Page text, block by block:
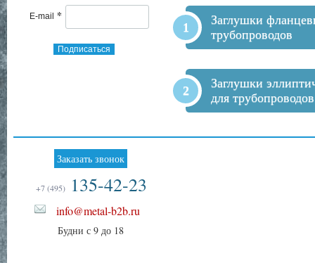
E-mail *
Подписаться
Заглушки
трубопроводов
Заглушки
для трубопроводов
Заказать звонок
+7 (495) 135-42-23
info@metal-b2b.ru
Будни с 9 до 18